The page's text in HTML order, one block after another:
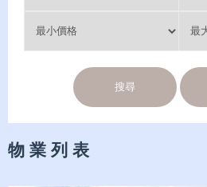
搜尋
物 業 列 表